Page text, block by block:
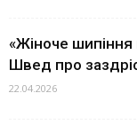
«Жіноче
Швед про
22.04.2026